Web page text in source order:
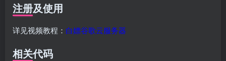
注册及使用
详见视频教程： 白嫖谷歌云服务器
相关代码